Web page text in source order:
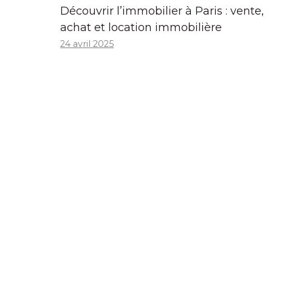
Découvrir l’immobilier à Paris : vente,
achat et location immobilière
24 avril 2025